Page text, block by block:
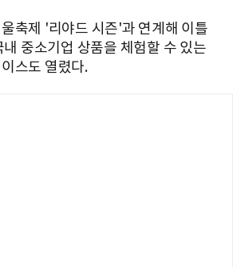
축제 '리야드 시즌'과 연계해 이틀
중소기업 상품을 체험할 수 있는
스도 열렸다.